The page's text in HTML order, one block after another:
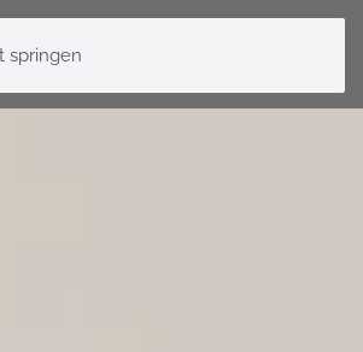
springen